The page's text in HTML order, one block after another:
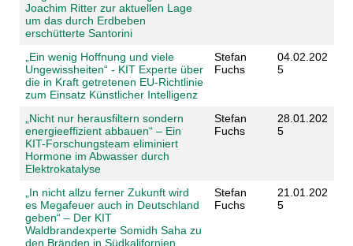
Joachim Ritter zur aktuellen Lage
um das durch Erdbeben
erschütterte Santorini
„Ein wenig Hoffnung und viele
Ungewissheiten“ - KIT Experte über
die in Kraft getretenen EU-Richtlinie
zum Einsatz Künstlicher Intelligenz
Stefan
Fuchs
04.02.202
5
„Nicht nur herausfiltern sondern
energieeffizient abbauen“ – Ein
KIT-Forschungsteam eliminiert
Hormone im Abwasser durch
Elektrokatalyse
Stefan
Fuchs
28.01.202
5
„In nicht allzu ferner Zukunft wird
es Megafeuer auch in Deutschland
geben“ – Der KIT
Waldbrandexperte Somidh Saha zu
den Bränden in Südkalifornien
Stefan
Fuchs
21.01.202
5